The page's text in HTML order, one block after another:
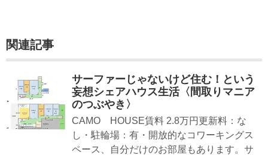
関連記事
サーファーじゃないけど住む！という
妄想シェアハウス生活〈間取りマニア
のつぶやき〉
CAMO HOUSE賃料 2.8万円更新料：な
し・駐輪場：有・開放的なコワーキングス
ペース、自分だけのお部屋もあります。サ